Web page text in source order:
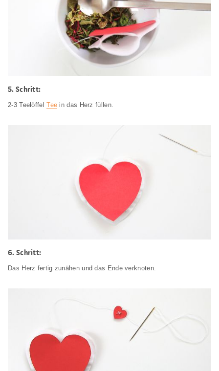
Schritt:
2-3 TeelöffelTee in das Herz füllen.
Schritt:
Das Herz fertig zunähen und das Ende verknoten.